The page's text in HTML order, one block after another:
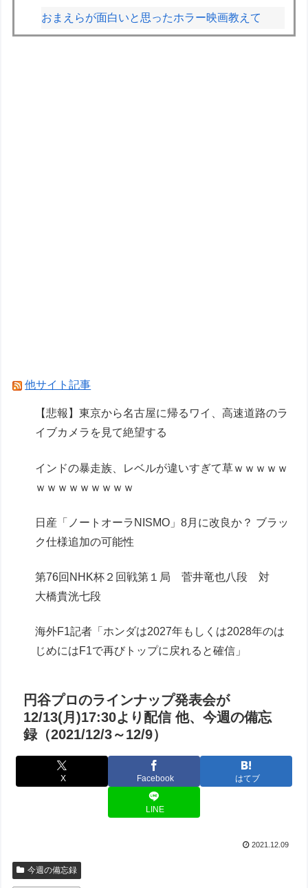
おまえらが面白いと思ったホラー映画教えて
他サイト記事
【悲報】東京から名古屋に帰るワイ、高速道路のラ
イブカメラを見て絶望する
インドの暴走族、レベルが違いすぎて草ｗｗｗｗｗ
ｗｗｗｗｗｗｗｗｗ
日産「ノートオーラNISMO」8月に改良か？ ブラッ
ク仕様追加の可能性
第76回NHK杯２回戦第１局 菅井竜也八段 対
大橋貴洸七段
海外F1記者「ホンダは2027年もしくは2028年のは
じめにはF1で再びトップに戻れると確信」
円谷プロのラインナップ発表会が
12/13(月)17:30より配信 他、今週の備忘
録（2021/12/3～12/9）
X Facebook はてブ
LINE
2021.12.09
今週の備忘録